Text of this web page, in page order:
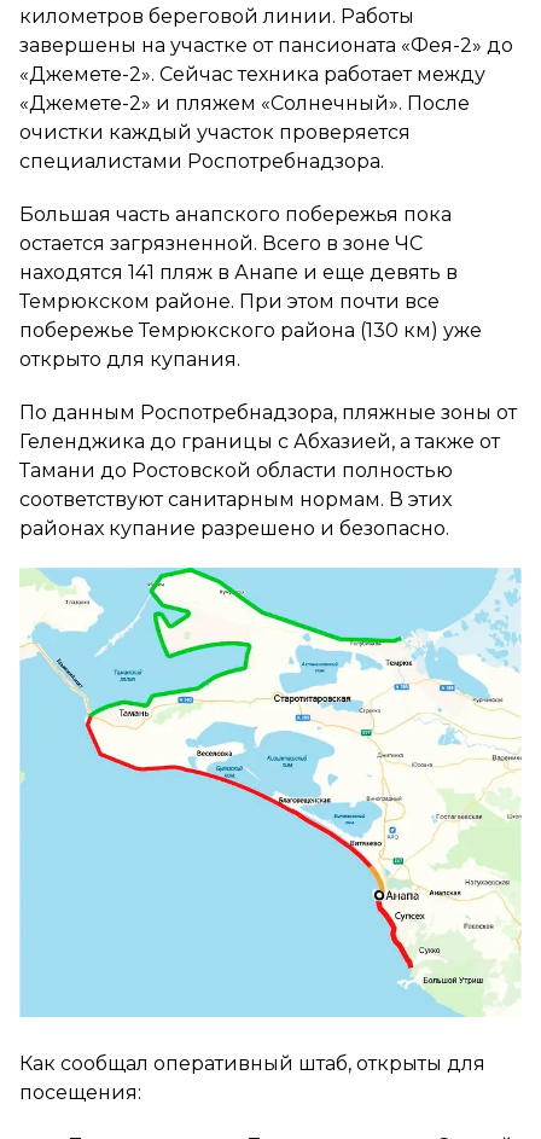
километров береговой линии. Работы
завершены на участке от пансионата «Фея-2» до
«Джемете-2». Сейчас техника работает между
«Джемете-2» и пляжем «Солнечный». После
очистки каждый участок проверяется
специалистами Роспотребнадзора.
Большая часть анапского побережья пока
остается загрязненной. Всего в зоне ЧС
находятся 141 пляж в Анапе и еще девять в
Темрюкском районе. При этом почти все
побережье Темрюкского района (130 км) уже
открыто для купания.
По данным Роспотребнадзора, пляжные зоны от
Геленджика до границы с Абхазией, а также от
Тамани до Ростовской области полностью
соответствуют санитарным нормам. В этих
районах купание разрешено и безопасно.
Как сообщал оперативный штаб, открыты для
посещения: